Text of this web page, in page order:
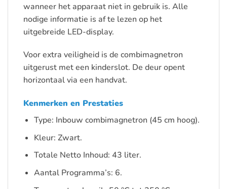
wanneer het apparaat niet in gebruik is. Alle
nodige informatie is af te lezen op het
uitgebreide LED-display.
Voor extra veiligheid is de combimagnetron
uitgerust met een kinderslot. De deur opent
horizontaal via een handvat.
Kenmerken en Prestaties
Type: Inbouw combimagnetron (45 cm hoog).
Kleur: Zwart.
Totale Netto Inhoud: 43 liter.
Aantal Programma’s: 6.